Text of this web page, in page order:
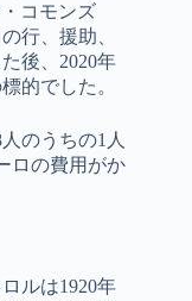
コモンズ
行、援助、
後、2020年
的でした。
のうちの1人
ロの費用がか
ルは1920年